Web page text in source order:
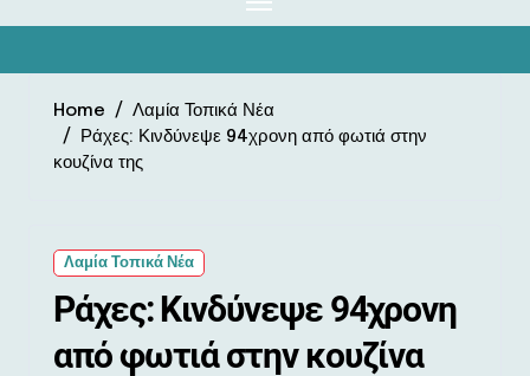
Home
Λαμία Τοπικά Νέα
Ράχες: Κινδύνεψε 94χρονη από φωτιά στην
κουζίνα της
Λαμία Τοπικά Νέα
Ράχες: Κινδύνεψε 94χρονη
από φωτιά στην κουζίνα